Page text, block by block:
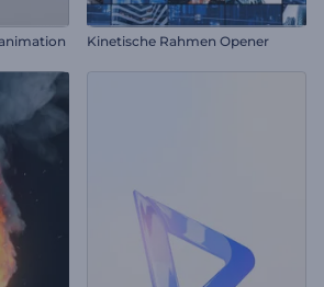
Kinetische Rahmen Opener